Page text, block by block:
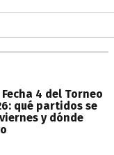
4 del Torneo
qué partidos se
y dónde